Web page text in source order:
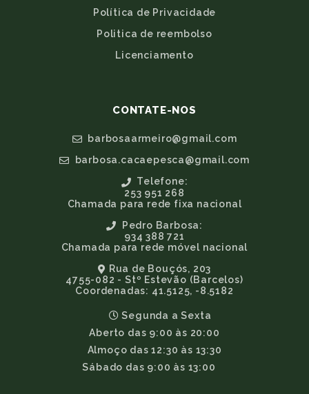
Política de Privacidade
Politica de reembolso
Licenciamento
CONTATE-NOS
barbosaarmeiro@gmail.com
barbosa.cacaepesca@gmail.com
Telefone:
253 951 268
Chamada para rede fixa nacional
Pedro Barbosa:
934 388 721
Chamada para rede móvel nacional
Rua de Bouçós, 203
4755-082 - Stº Estevão (Barcelos)
Coordenadas: 41.5125, -8.5182
Segunda a Sexta
Aberto das 9:00 às 20:00
Almoço das 12:30 às 13:30
Sábado das 9:00 às 13:00